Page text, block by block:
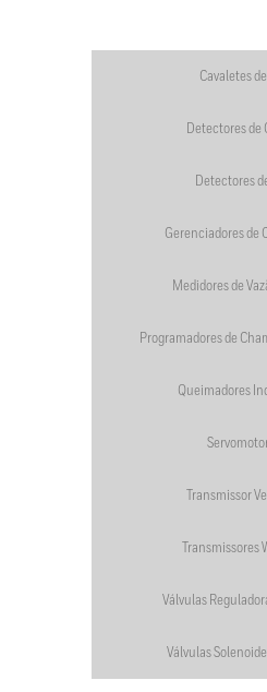
Cavaletes
Detectores de
Detectores
Gerenciadores de
Medidores de
Programadores de
Queimadores
Transmissor
Transmissores
Válvulas
Válvulas